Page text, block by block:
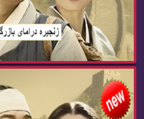
زنجیره‌ درامای بازرگان ئه‌ڵقه‌ی 63 dramay bazrg...